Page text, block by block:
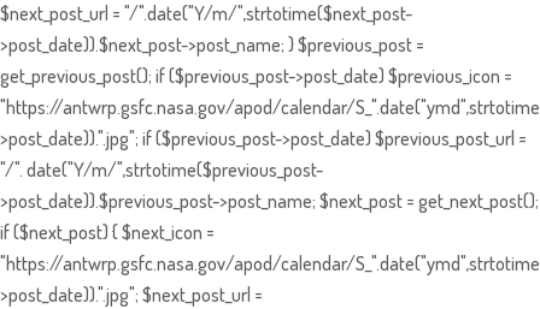
$next_post_url = "/".date("Y/m/",strtotime($next_post-
>post_date)).$next_post->post_name; } $previous_post =
get_previous_post(); if ($previous_post->post_date) $previous_icon =
"https://antwrp.gsfc.nasa.gov/apod/calendar/
>post_date)).".jpg"; if ($previous_post->post_date) $previous_post_url =
"/". date("Y/m/",strtotime($previous_post-
>post_date)).$previous_post->post_name; $next_post = get_next_post();
if ($next_post) { $next_icon =
"https://antwrp.gsfc.nasa.gov/apod/calendar/
>post_date)).".jpg"; $next_post_url =